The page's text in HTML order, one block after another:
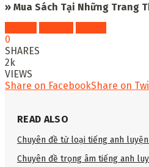
» Mua Sách Tại Những Trang
0
SHARES
2k
VIEWS
Share on FacebookShare on
READ ALSO
Chuyên đề từ loại tiếng anh
Chuyên đề trọng âm tiếng anh